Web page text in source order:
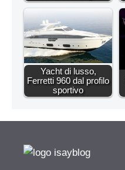
Yacht di lusso,
Ferretti 960 dal profilo
sportivo